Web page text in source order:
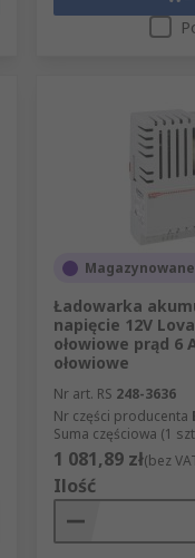
Ładowarka
napięcie 12V
ołowiowe prąd 6
ołowiowe
Nr art. RS 248-3636
Nr części producenta
Suma częściowa (1
1 081,89 zł(bez
Ilość